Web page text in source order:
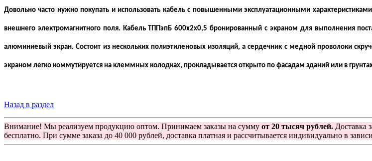
Довольно часто нужно покупать и использовать кабель с повышенными эксплуатационными
внешнего электромагнитного поля. Кабель ТППэпБ 600х2х0,5 бронированный с экраном для выполнения
алюминиевый экран. Состоит из нескольких полиэтиленовых изоляций, а сердечник с медной проволоки
экраном легко коммутируется на клеммных колодках, прокладывается открыто по фасадам зданий или в
Назад в раздел
Внимание! Мы реализуем продукцию оптом. Принимаем заказы на сумму от 20 тысяч рублей. Доставка
бесплатно. При сумме заказа до 40 000 рублей, доставка платная и рассчитывается индивидуально в